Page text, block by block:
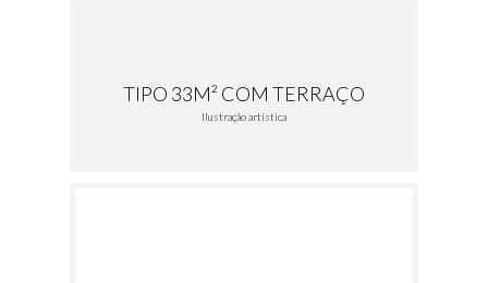
TIPO 33M² COM TERRAÇO
Ilustração artística